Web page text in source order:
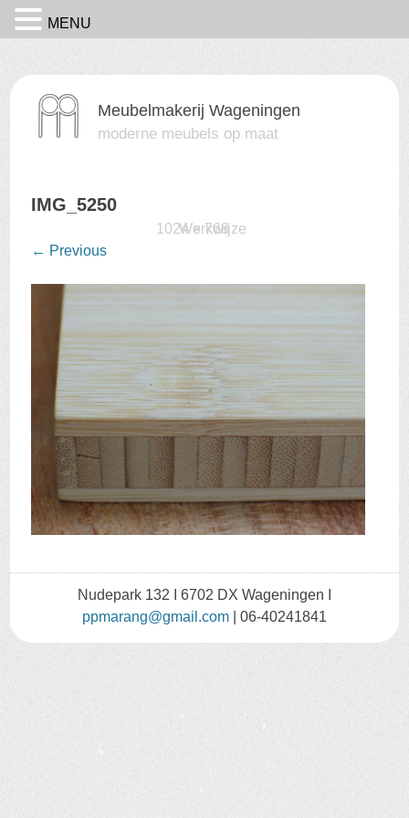
Meubelmakerij Wageningen
moderne meubels op maat
IMG_5250
15 februari 2016at
1024 × 768in
Werkwijze
← Previous
Nudepark 132 I 6702 DX Wageningen I
ppmarang@gmail.com | 06-40241841
MENU